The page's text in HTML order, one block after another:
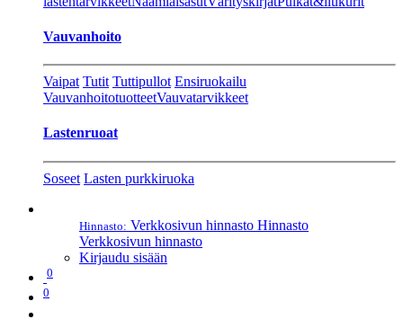
Vauvanhoito
Vaipat Tutit Tuttipullot Ensiruokailu
VauvanhoitotuotteetVauvatarvikkeet
Lastenruoat
Soseet Lasten purkkiruoka
Hinnasto: Verkkosivun hinnasto Hinnasto
Verkkosivun hinnasto
Kirjaudu sisään
0
0